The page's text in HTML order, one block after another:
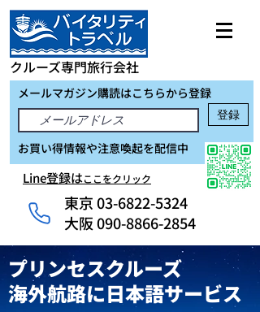
クルーズ専門旅行会社
メールマガジン購読はこちらから登録
登録
お買い得情報や注意喚起を配信中
Line登録はここをクリック
東京03-6822-5324
大阪 090-8866-2854
プリンセスクルーズ
海外航路に日本語サービス